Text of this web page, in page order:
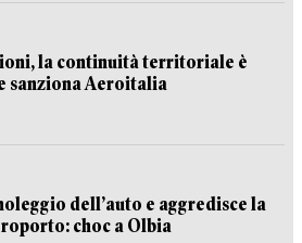
la continuità territoriale è
sanziona Aeroitalia
dell’auto e aggredisce la
choc a Olbia